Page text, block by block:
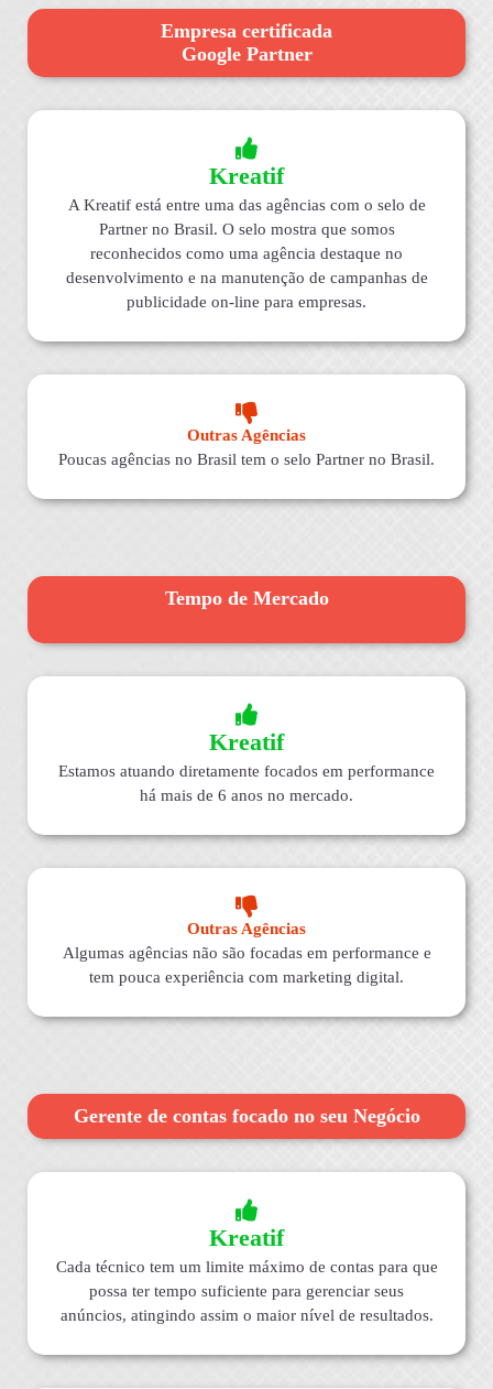
Empresa certificada
Google Partner
Kreatif
A Kreatif está entre uma das agências com o selo de
Partner no Brasil. O selo mostra que somos
reconhecidos como uma agência destaque no
desenvolvimento e na manutenção de campanhas de
publicidade on-line para empresas.
Outras Agências
Poucas agências no Brasil tem o selo Partner no Brasil.
Tempo de Mercado
Kreatif
Estamos atuando diretamente focados em performance
há mais de 6 anos no mercado.
Outras Agências
Algumas agências não são focadas em performance e
tem pouca experiência com marketing digital.
Gerente de contas focado no seu Negócio
Kreatif
Cada técnico tem um limite máximo de contas para que
possa ter tempo suficiente para gerenciar seus
anúncios, atingindo assim o maior nível de resultados.